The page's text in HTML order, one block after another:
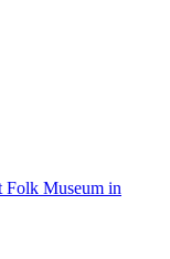
Museum in